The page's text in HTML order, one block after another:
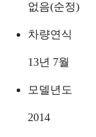
없음(순정)
차량연식
13년 7월
모델년도
2014